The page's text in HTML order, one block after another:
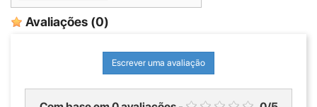
Avaliações (0)
Escrever uma avaliação